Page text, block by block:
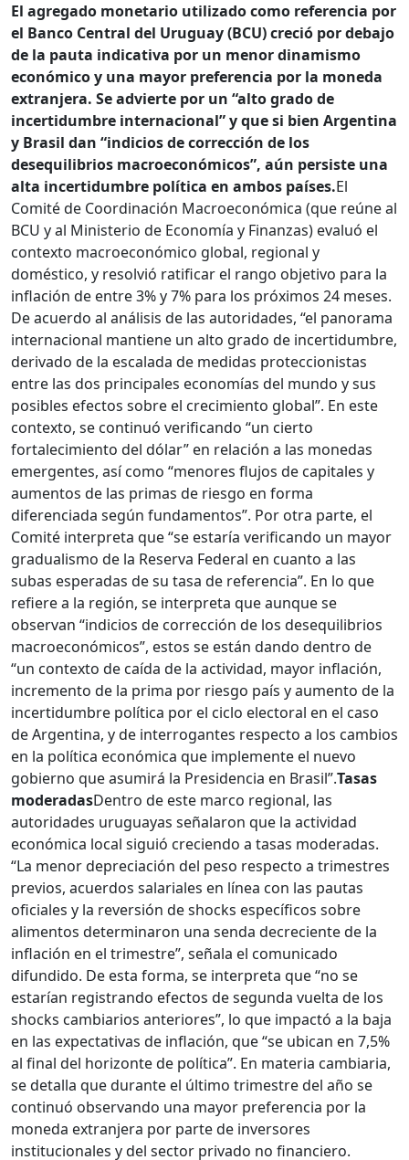
El agregado monetario utilizado como referencia por
el Banco Central del Uruguay (BCU) creció por debajo
de la pauta indicativa por un menor dinamismo
económico y una mayor preferencia por la moneda
extranjera. Se advierte por un “alto grado de
incertidumbre internacional” y que si bien Argentina
y Brasil dan “indicios de corrección de los
desequilibrios macroeconómicos”, aún persiste una
alta incertidumbre política en ambos países.El
Comité de Coordinación Macroeconómica (que reúne al
BCU y al Ministerio de Economía y Finanzas) evaluó el
contexto macroeconómico global, regional y
doméstico, y resolvió ratificar el rango objetivo para la
inflación de entre 3% y 7% para los próximos 24 meses.
De acuerdo al análisis de las autoridades, “el panorama
internacional mantiene un alto grado de incertidumbre,
derivado de la escalada de medidas proteccionistas
entre las dos principales economías del mundo y sus
posibles efectos sobre el crecimiento global”. En este
contexto, se continuó verificando “un cierto
fortalecimiento del dólar” en relación a las monedas
emergentes, así como “menores flujos de capitales y
aumentos de las primas de riesgo en forma
diferenciada según fundamentos”. Por otra parte, el
Comité interpreta que “se estaría verificando un mayor
gradualismo de la Reserva Federal en cuanto a las
subas esperadas de su tasa de referencia”. En lo que
refiere a la región, se interpreta que aunque se
observan “indicios de corrección de los desequilibrios
macroeconómicos”, estos se están dando dentro de
“un contexto de caída de la actividad, mayor inflación,
incremento de la prima por riesgo país y aumento de la
incertidumbre política por el ciclo electoral en el caso
de Argentina, y de interrogantes respecto a los cambios
en la política económica que implemente el nuevo
gobierno que asumirá la Presidencia en Brasil”.Tasas
moderadasDentro de este marco regional, las
autoridades uruguayas señalaron que la actividad
económica local siguió creciendo a tasas moderadas.
“La menor depreciación del peso respecto a trimestres
previos, acuerdos salariales en línea con las pautas
oficiales y la reversión de shocks específicos sobre
alimentos determinaron una senda decreciente de la
inflación en el trimestre”, señala el comunicado
difundido. De esta forma, se interpreta que “no se
estarían registrando efectos de segunda vuelta de los
shocks cambiarios anteriores”, lo que impactó a la baja
en las expectativas de inflación, que “se ubican en 7,5%
al final del horizonte de política”. En materia cambiaria,
se detalla que durante el último trimestre del año se
continuó observando una mayor preferencia por la
moneda extranjera por parte de inversores
institucionales y del sector privado no financiero.